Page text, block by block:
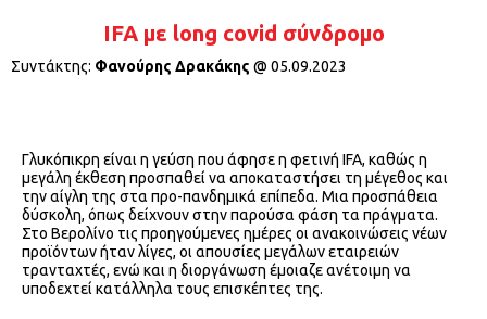
IFA με long covid σύνδρομο
Συντάκτης: Φανούρης Δρακάκης @ 05.09.2023
Γλυκόπικρη είναι η γεύση που άφησε η φετινή IFA, καθώς η
μεγάλη έκθεση προσπαθεί να αποκαταστήσει τη μέγεθος και
την αίγλη της στα προ-πανδημικά επίπεδα. Μια προσπάθεια
δύσκολη, όπως δείχνουν στην παρούσα φάση τα πράγματα.
Στο Βερολίνο τις προηγούμενες ημέρες οι ανακοινώσεις νέων
προϊόντων ήταν λίγες, οι απουσίες μεγάλων εταιρειών
τρανταχτές, ενώ και η διοργάνωση έμοιαζε ανέτοιμη να
υποδεχτεί κατάλληλα τους επισκέπτες της.